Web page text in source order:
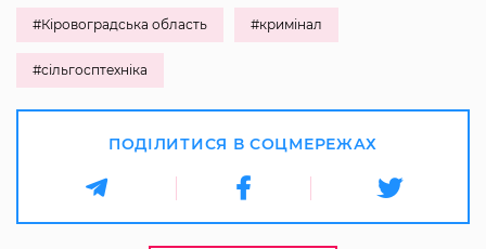
#Кіровоградська область #кримінал
#сільгосптехніка
ПОДІЛИТИСЯ В СОЦМЕРЕЖАХ